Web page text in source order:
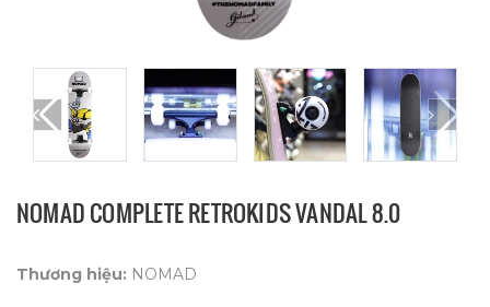
NOMAD COMPLETE RETROKIDS VANDAL 8.0
Thương hiệu: NOMAD